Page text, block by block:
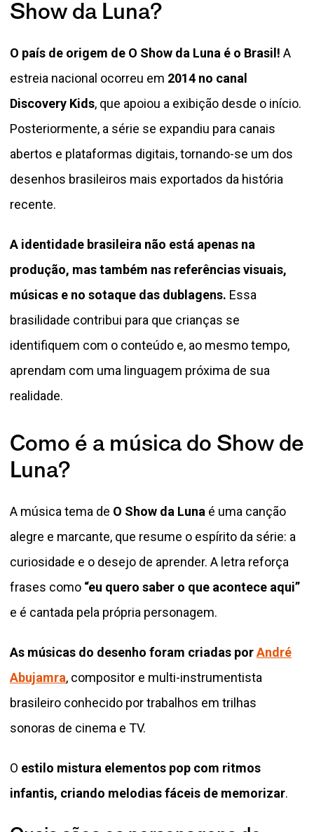
Show da Luna?
O país de origem de O Show da Luna é o Brasil! A
estreia nacional ocorreu em 2014 no canal
Discovery Kids, que apoiou a exibição desde o início.
Posteriormente, a série se expandiu para canais
abertos e plataformas digitais, tornando-se um dos
desenhos brasileiros mais exportados da história
recente.
A identidade brasileira não está apenas na
produção, mas também nas referências visuais,
músicas e no sotaque das dublagens. Essa
brasilidade contribui para que crianças se
identifiquem com o conteúdo e, ao mesmo tempo,
aprendam com uma linguagem próxima de sua
realidade.
Como é a música do Show de
Luna?
A música tema de O Show da Luna é uma canção
alegre e marcante, que resume o espírito da série: a
curiosidade e o desejo de aprender. A letra reforça
frases como “eu quero saber o que acontece aqui”
e é cantada pela própria personagem.
As músicas do desenho foram criadas porAndré
Abujamra, compositor e multi-instrumentista
brasileiro conhecido por trabalhos em trilhas
sonoras de cinema e TV.
O estilo mistura elementos pop com ritmos
infantis, criando melodias fáceis de memorizar.